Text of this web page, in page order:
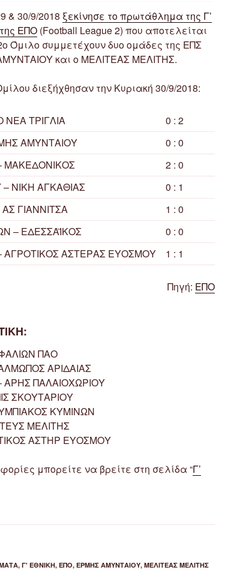
& 30/9/2018 ξεκίνησε το πρωτάθλημα της Γ’
ΕΠΟ (Football League 2) που αποτελείται
Όμιλο συμμετέχουν δυο ομάδες της ΕΠΣ
και ο ΜΕΛΙΤΕΑΣ ΜΕΛΙΤΗΣ.
διεξήχθησαν την Κυριακή 30/9/2018:
ΤΡΙΓΛΙΑ
0 : 2
ΑΜΥΝΤΑΙΟΥ
0 : 0
ΜΑΚΕΔΟΝΙΚΟΣ
2 : 0
ΝΙΚΗ ΑΓΚΑΘΙΑΣ
0 : 1
ΓΙΑΝΝΙΤΣΑ
1 : 0
– ΕΔΕΣΣΑΪΚΟΣ
0 : 0
ΑΓΡΟΤΙΚΟΣ ΑΣΤΕΡΑΣ ΕΥΟΣΜΟΥ
1 : 1
Πηγή: ΕΠΟ
ΠΑΟ
ΑΡΙΔΑΙΑΣ
ΠΑΛΑΙΟΧΩΡΙΟΥ
ΣΚΟΥΤΑΡΙΟΥ
ΚΥΜΙΝΩΝ
ΜΕΛΙΤΗΣ
ΑΣΤΗΡ ΕΥΟΣΜΟΥ
μπορείτε να βρείτε στη σελίδα “Γ’
, Γ' ΕΘΝΙΚΉ, ΕΠΟ, ΕΡΜΉΣ ΑΜΥΝΤΑΊΟΥ, ΜΕΛΙΤΈΑΣ ΜΕΛΊΤΗΣ